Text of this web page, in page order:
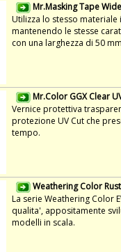
Mr.Masking Tape
Utilizza lo stesso
mantenendo le stesse
con una larghezza di 50
Mr.Color GGX Clear
Vernice protettiva
protezione UV Cut che
tempo.
Weathering Color
La serie Weathering Color
qualita', appositamente
modelli in scala.